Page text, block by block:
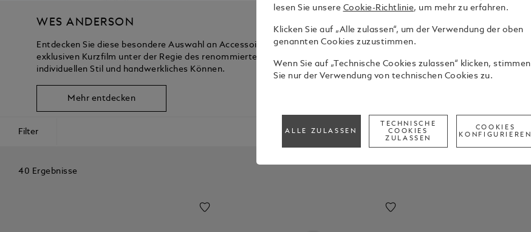
WES ANDERSON
Entdecken Sie diese besondere Auswahl an Accessoires und luxuriösen Lederwaren – in unserem
exklusiven Kurzfilm unter der Regie des renommierten Filmemachers Wes Anderson. Eine Ode an
individuellen Stil und handwerkliches Können.
Mehr entdecken
Filter
40 Ergebnisse
lesen Sie unsere Cookie-Richtlinie, um mehr zu erfahren.
Klicken Sie auf „Alle zulassen“, um der Verwendung der oben
genannten Cookies zuzustimmen.
Wenn Sie auf „Technische Cookies zulassen“ klicken, stimmen
Sie nur der Verwendung von technischen Cookies zu.
ALLE ZULASSEN
TECHNISCHE
COOKIES
ZULASSEN
COOKIES
KONFIGURIEREN